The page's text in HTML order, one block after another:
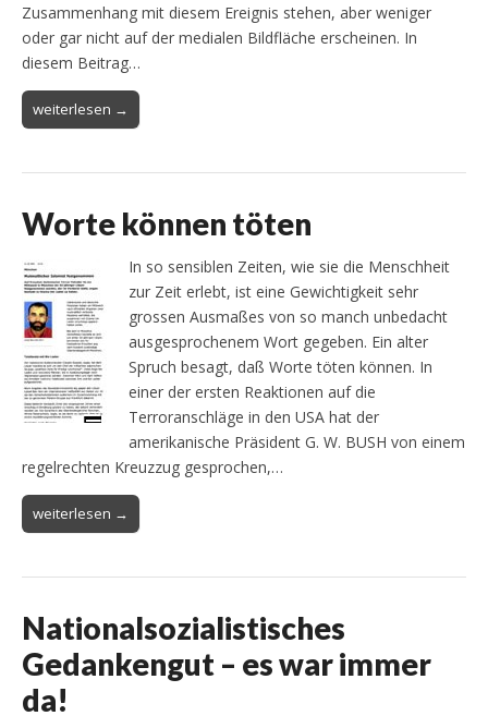
Zusammenhang mit diesem Ereignis stehen, aber weniger
oder gar nicht auf der medialen Bildfläche erscheinen. In
diesem Beitrag…
weiterlesen →
Worte können töten
In so sensiblen Zeiten, wie sie die Menschheit
zur Zeit erlebt, ist eine Gewichtigkeit sehr
grossen Ausmaßes von so manch unbedacht
ausgesprochenem Wort gegeben. Ein alter
Spruch besagt, daß Worte töten können. In
einer der ersten Reaktionen auf die
Terroranschläge in den USA hat der
amerikanische Präsident G. W. BUSH von einem
regelrechten Kreuzzug gesprochen,…
weiterlesen →
Nationalsozialistisches
Gedankengut – es war immer
da!